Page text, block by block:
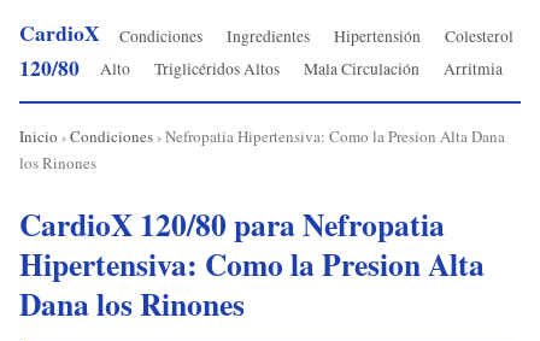
CardioX
120/80
Condiciones Ingredientes Hipertensión
Colesterol
Alto
Triglicéridos Altos Mala Circulación Arritmia
Inicio ›Condiciones › Nefropatia Hipertensiva: Como la Presion Alta Dana
los Rinones
CardioX 120/80 para Nefropatia
Hipertensiva: Como la Presion Alta
Dana los Rinones